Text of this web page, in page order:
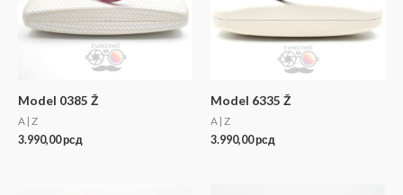
Model 0385 Ž
A | Z
3.990,00рсд
Model 6335 Ž
A | Z
3.990,00рсд